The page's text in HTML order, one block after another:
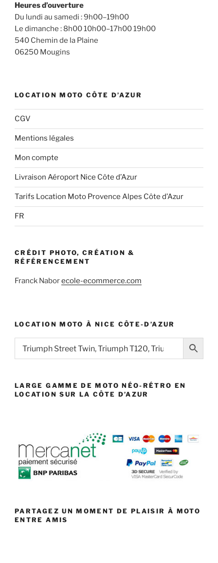
Heures d’ouverture
Du lundi au samedi : 9h00–19h00
Le dimanche : 8h00 10h00–17h00 19h00
540 Chemin de la Plaine
06250 Mougins
LOCATION MOTO CÔTE D’AZUR
CGV
Mentions légales
Mon compte
Livraison Aéroport Nice Côte d’Azur
Tarifs Location Moto Provence Alpes Côte d’Azur
FR
CRÉDIT PHOTO, CRÉATION &
RÉFÉRENCEMENT
Franck Naborecole-ecommerce.com
LOCATION MOTO À NICE CÔTE-D’AZUR
LARGE GAMME DE MOTO NÉO-RÉTRO EN
LOCATION SUR LA CÔTE D’AZUR
PARTAGEZ UN MOMENT DE PLAISIR À MOTO
ENTRE AMIS